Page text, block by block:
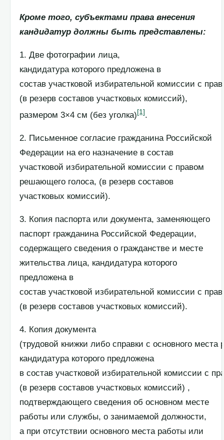
Кроме того, субъектами права внесения
кандидатур должны быть представлены:
1. Две фотографии лица,
кандидатура которого предложена в
состав участковой избирательной комиссии с
(в резерв составов участковых комиссий),
размером 3×4 см (без уголка)[1].
2. Письменное согласие гражданина Российской
Федерации на его назначение в состав
участковой избирательной комиссии с правом
решающего голоса, (в резерв составов
участковых комиссий).
3. Копия паспорта или документа, заменяющего
паспорт гражданина Российской Федерации,
содержащего сведения о гражданстве и месте
жительства лица, кандидатура которого
предложена в
состав участковой избирательной комиссии с
(в резерв составов участковых комиссий).
4. Копия документа
(трудовой книжки либо справки с основного места
кандидатура которого предложена
в состав участковой избирательной комиссии с
(в резерв составов участковых комиссий) ,
подтверждающего сведения об основном месте
работы или службы, о занимаемой должности,
а при отсутствии основного места работы или